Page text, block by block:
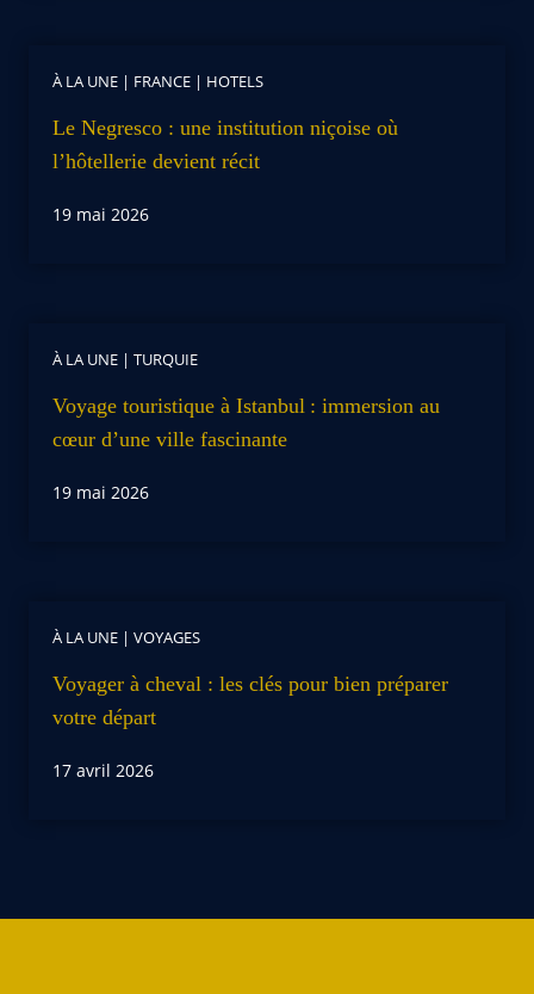
À LA UNE | FRANCE | HOTELS
Le Negresco : une institution niçoise où
l’hôtellerie devient récit
19 mai 2026
À LA UNE | TURQUIE
Voyage touristique à Istanbul : immersion au
cœur d’une ville fascinante
19 mai 2026
À LA UNE | VOYAGES
Voyager à cheval : les clés pour bien préparer
votre départ
17 avril 2026